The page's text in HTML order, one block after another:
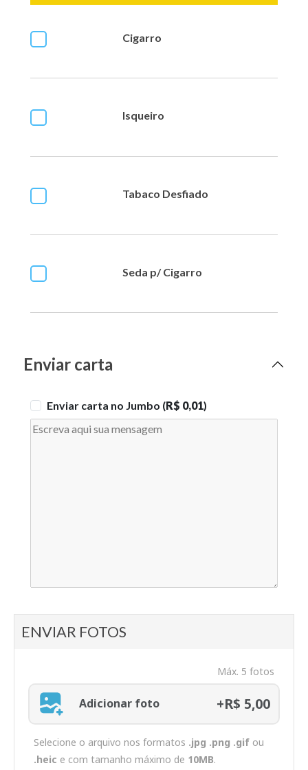
Cigarro
Isqueiro
Tabaco Desfiado
Seda p/ Cigarro
Enviar carta
Enviar carta no Jumbo (R$ 0,01)
ENVIAR FOTOS
Máx. 5 fotos
Adicionar foto +R$ 5,00
Selecione o arquivo nos formatos .jpg .png .gif ou
.heic e com tamanho máximo de 10MB.